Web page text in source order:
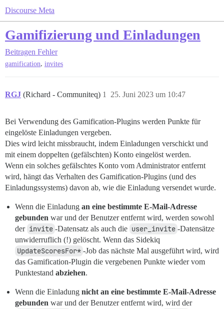
Discourse Meta
Gamifizierung und Einladungen
Beitragen Fehler
gamification, invites
RGJ (Richard - Communiteq) 25. Juni 2023 um 10:47
1
Bei Verwendung des Gamification-Plugins werden Punkte für
eingelöste Einladungen vergeben.
Dies wird leicht missbraucht, indem Einladungen verschickt und
mit einem doppelten (gefälschten) Konto eingelöst werden.
Wenn ein solches gefälschtes Konto vom Administrator entfernt
wird, hängt das Verhalten des Gamification-Plugins (und des
Einladungssystems) davon ab, wie die Einladung versendet wurde.
Wenn die Einladung an eine bestimmte E-Mail-Adresse
gebunden war und der Benutzer entfernt wird, werden sowohl
der invite -Datensatz als auch die user_invite -Datensätze
unwiderruflich (!) gelöscht. Wenn das Sidekiq
UpdateScoresFor* -Job das nächste Mal ausgeführt wird, wird
das Gamification-Plugin die vergebenen Punkte wieder vom
Punktestand abziehen.
Wenn die Einladung nicht an eine bestimmte E-Mail-Adresse
gebunden war und der Benutzer entfernt wird, wird der